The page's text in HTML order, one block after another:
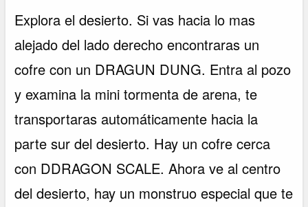
Explora el desierto. Si vas hacia lo mas
alejado del lado derecho encontraras un
cofre con un DRAGUN DUNG. Entra al pozo
y examina la mini tormenta de arena, te
transportaras automáticamente hacia la
parte sur del desierto. Hay un cofre cerca
con DDRAGON SCALE. Ahora ve al centro
del desierto, hay un monstruo especial que te